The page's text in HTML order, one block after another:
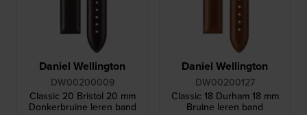
Daniel Wellington
DW00200009
Classic 20 Bristol 20 mm
Donkerbruine leren band
Daniel Wellington
DW00200127
Classic 18 Durham 18 mm
Bruine leren band